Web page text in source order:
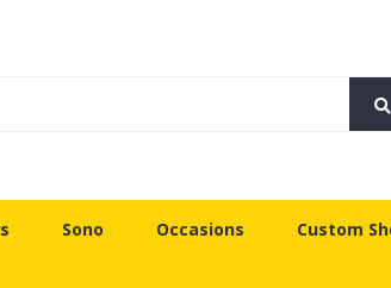
Sono Occasions Custom